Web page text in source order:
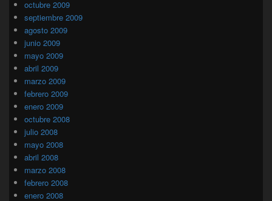
octubre 2009
septiembre 2009
agosto 2009
junio 2009
mayo 2009
abril 2009
marzo 2009
febrero 2009
enero 2009
octubre 2008
julio 2008
mayo 2008
abril 2008
marzo 2008
febrero 2008
enero 2008